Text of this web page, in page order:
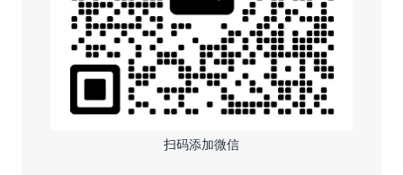
扫码添加微信